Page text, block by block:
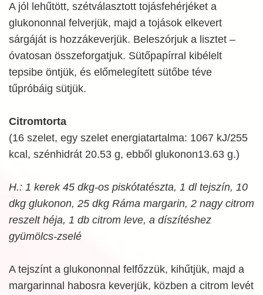
A jól lehűtött, szétválasztott tojásfehérjéket a
glukononnal felverjük, majd a tojások elkevert
sárgáját is hozzákeverjük. Beleszórjuk a lisztet –
óvatosan összeforgatjuk. Sütőpapírral kibélelt
tepsibe öntjük, és előmelegített sütőbe téve
tűpróbáig sütjük.
Citromtorta
(16 szelet, egy szelet energiatartalma: 1067 kJ/255
kcal, szénhidrát 20.53 g, ebből glukonon13.63 g.)
H.: 1 kerek 45 dkg-os piskótatészta, 1 dl tejszín, 10
dkg glukonon, 25 dkg Ráma margarin, 2 nagy citrom
reszelt héja, 1 db citrom leve, a díszítéshez
gyümölcs-zselé
A tejszínt a glukononnal felfőzzük, kihűtjük, majd a
margarinnal habosra keverjük, közben a citrom levét